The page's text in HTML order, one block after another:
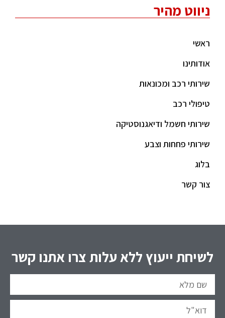
ניווט מהיר
ראשי
אודותינו
שירותי רכב ומכונאות
טיפולי רכב
שירותי חשמל ודיאגנוסטיקה
שירותי פחחות וצבע
בלוג
צור קשר
לשיחת ייעוץ ללא עלות צרו אתנו קשר